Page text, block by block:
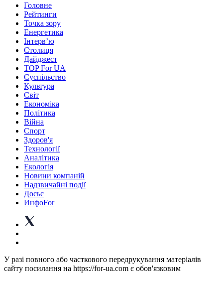
Головне
Рейтинги
Точка зору
Енергетика
Інтерв’ю
Столиця
Дайджест
TOP For UA
Суспiльство
Культура
Світ
Економіка
Політика
Війна
Спорт
Здоров'я
Технології
Аналітика
Екологія
Новини компаній
Надзвичайні події
Досьє
ИнфоFor
У разі повного або часткового передрукування матеріалів
сайту посилання на https://for-ua.com є обов'язковим